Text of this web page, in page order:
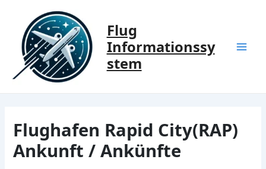
springen
Flug
Informationssy
stem
Flughafen Rapid City(RAP)
Ankunft / Ankünfte